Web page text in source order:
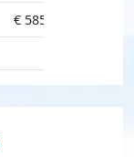
€ 585,-